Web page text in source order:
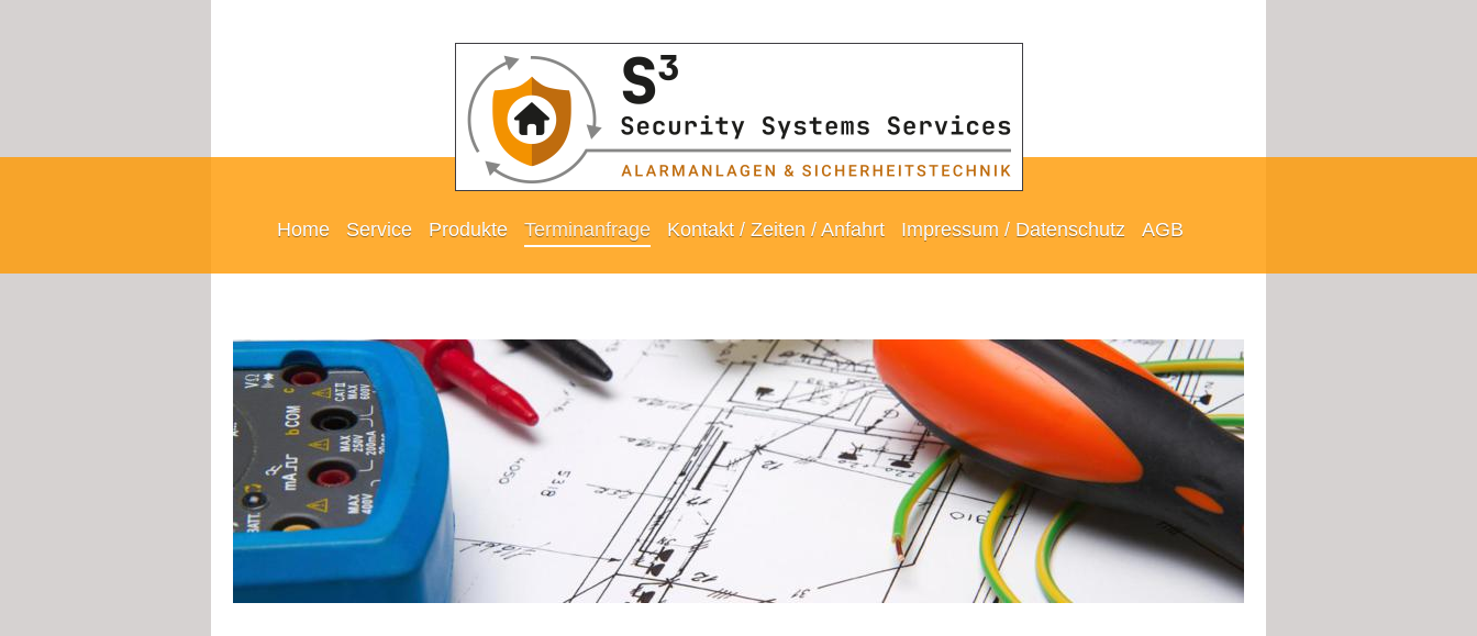
Home Service Produkte Terminanfrage Kontakt / Zeiten / Anfahrt Impressum / Datenschutz AGB